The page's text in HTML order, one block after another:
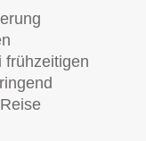
frühzeitigen